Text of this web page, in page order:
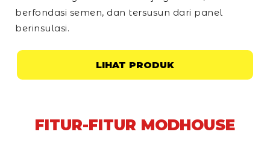
berfondasi semen, dan tersusun dari panel
berinsulasi.
LIHAT PRODUK
FITUR-FITUR MODHOUSE